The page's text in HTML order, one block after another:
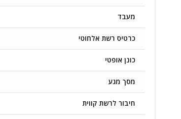
מעבד
כרטיס רשת אלחוטי
כונן אופטי
מסך מגע
חיבור לרשת קווית